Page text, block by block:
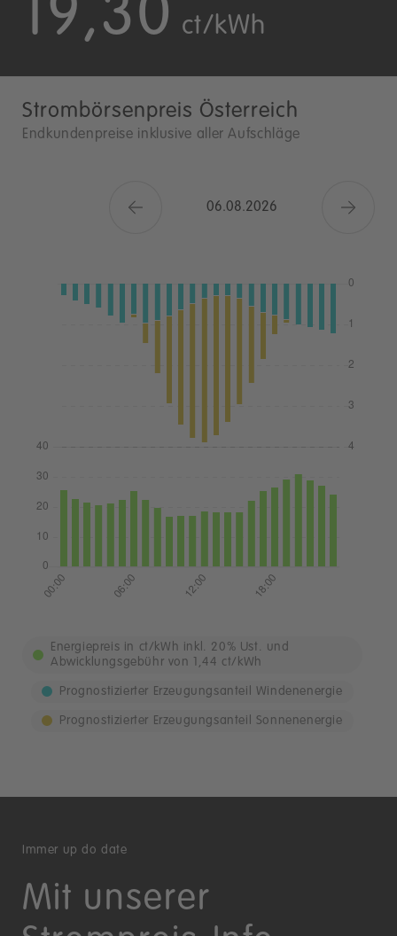
19,30 ct/kWh
Strombörsenpreis Österreich
Endkundenpreise inklusive aller Aufschläge
06.08.2026
Energiepreis in ct/kWh inkl. 20% Ust. und
Abwicklungsgebühr von 1,44 ct/kWh
Prognostizierter Erzeugungsanteil Windenenergie
Prognostizierter Erzeugungsanteil Sonnenenergie
Immer up do date
Mit unserer